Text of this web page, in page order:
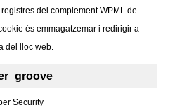
del complement WPML de
és emmagatzemar i redirigir a
del lloc web.
Security